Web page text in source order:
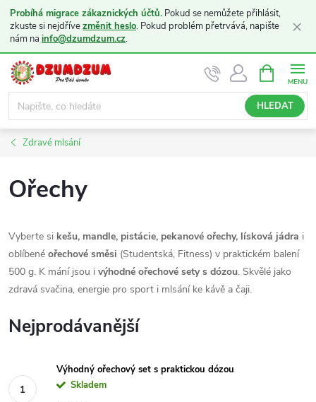
Probíhá migrace zákaznických účtů. Pokud se nemůžete přihlásit,
zkuste si nejdřívezměnit heslo. Pokud problém přetrvává, napište
nám na info@dzumdzum.cz.
×
Přejít
obsah
HLEDAT
NÁKUPNÍ
KOŠÍK
Zdravé mlsání
Ořechy
Vyberte si kešu, mandle, pistácie, pekanové ořechy, lísková jádra i
oblíbené ořechové směsi (Studentská, Fitness) v praktickém balení
500 g. K mání jsou i výhodné ořechové sety s dózou. Skvělé jako
zdravá svačina, energie pro sport i mlsání ke kávě a čaji.
Nejprodávanější
Výhodný ořechový set s praktickou dózou
Skladem